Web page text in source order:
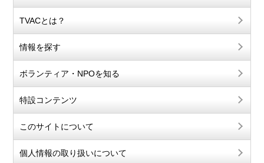
TVACとは？
情報を探す
ボランティア・NPOを知る
特設コンテンツ
このサイトについて
個人情報の取り扱いについて